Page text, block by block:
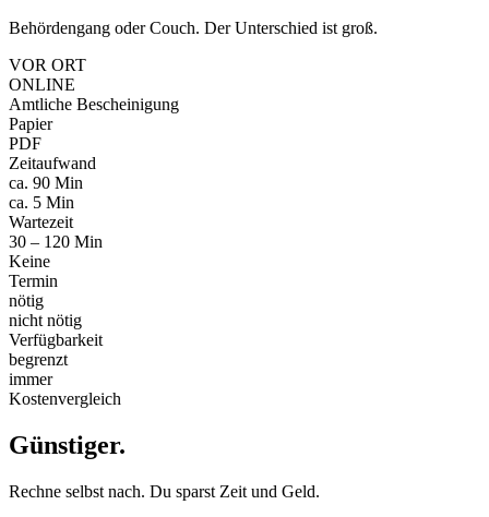
Behördengang oder Couch. Der Unterschied ist groß.
VOR ORT
ONLINE
Amtliche Bescheinigung
Papier
PDF
Zeitaufwand
ca. 90 Min
ca. 5 Min
Wartezeit
30 – 120 Min
Keine
Termin
nötig
nicht nötig
Verfügbarkeit
begrenzt
immer
Kostenvergleich
Günstiger.
Rechne selbst nach. Du sparst Zeit und Geld.